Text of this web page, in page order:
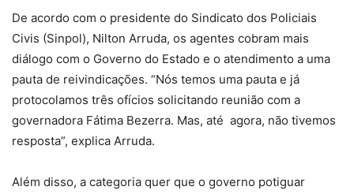
De acordo com o presidente do Sindicato dos Policiais
Civis (Sinpol), Nilton Arruda, os agentes cobram mais
diálogo com o Governo do Estado e o atendimento a uma
pauta de reivindicações. “Nós temos uma pauta e já
protocolamos três ofícios solicitando reunião com a
governadora Fátima Bezerra. Mas, até agora, não tivemos
resposta”, explica Arruda.
Além disso, a categoria quer que o governo potiguar